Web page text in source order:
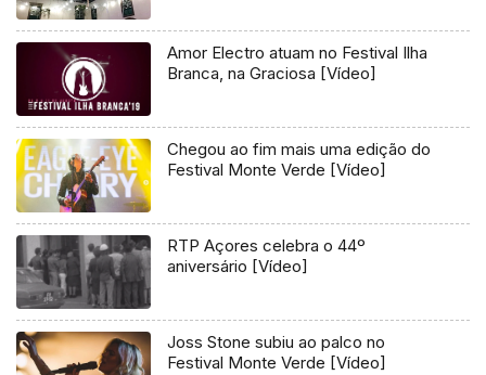
Amor Electro atuam no Festival Ilha
Branca, na Graciosa [Vídeo]
Chegou ao fim mais uma edição do
Festival Monte Verde [Vídeo]
RTP Açores celebra o 44º
aniversário [Vídeo]
Joss Stone subiu ao palco no
Festival Monte Verde [Vídeo]